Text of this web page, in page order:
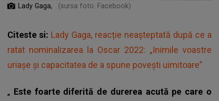
Lady Gaga, (sursa foto: Facebook)
Citeste si: Lady Gaga, reacție neașteptată după ce a
ratat nominalizarea la Oscar 2022: „Inimile voastre
uriașe și capacitatea de a spune povești uimitoare”
„ Este foarte diferită de durerea acută pe care o